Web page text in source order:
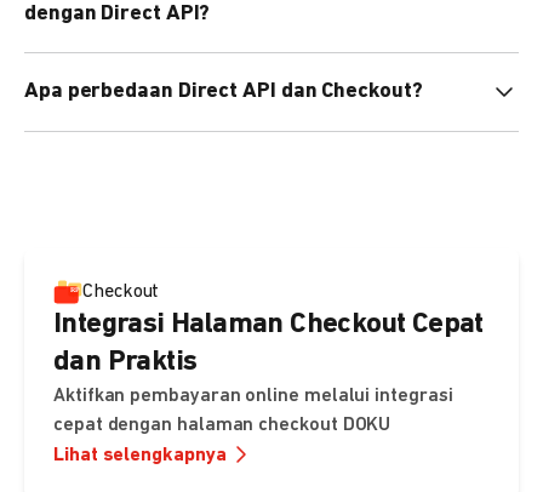
dengan Direct API?
pemrograman untuk membantu integrasi Anda. Pelajari
Apa perbedaan Direct API dan Checkout?
Checkout
Integrasi Halaman Checkout Cepat
dan Praktis
Aktifkan pembayaran online melalui integrasi
cepat dengan halaman checkout DOKU
Lihat selengkapnya